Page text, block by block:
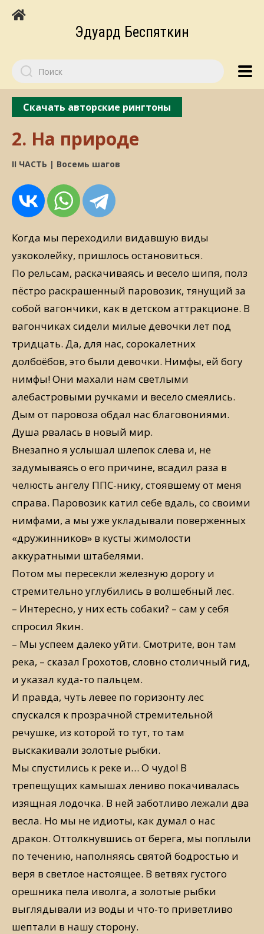
Эдуард Беспяткин
Скачать авторские рингтоны
2. На природе
II ЧАСТЬ | Восемь шагов
Когда мы переходили видавшую виды
узкоколейку, пришлось остановиться.
По рельсам, раскачиваясь и весело шипя, полз
пёстро раскрашенный паровозик, тянущий за
собой вагончики, как в детском аттракционе. В
вагончиках сидели милые девочки лет под
тридцать. Да, для нас, сорокалетних
долбоёбов, это были девочки. Нимфы, ей богу
нимфы! Они махали нам светлыми
алебастровыми ручками и весело смеялись.
Дым от паровоза обдал нас благовониями.
Душа рвалась в новый мир.
Внезапно я услышал шлепок слева и, не
задумываясь о его причине, всадил раза в
челюсть ангелу ППС-нику, стоявшему от меня
справа. Паровозик катил себе вдаль, со своими
нимфами, а мы уже укладывали поверженных
«дружинников» в кусты жимолости
аккуратными штабелями.
Потом мы пересекли железную дорогу и
стремительно углубились в волшебный лес.
– Интересно, у них есть собаки? – сам у себя
спросил Якин.
– Мы успеем далеко уйти. Смотрите, вон там
река, – сказал Грохотов, словно столичный гид,
и указал куда-то пальцем.
И правда, чуть левее по горизонту лес
спускался к прозрачной стремительной
речушке, из которой то тут, то там
выскакивали золотые рыбки.
Мы спустились к реке и… О чудо! В
трепещущих камышах лениво покачивалась
изящная лодочка. В ней заботливо лежали два
весла. Но мы не идиоты, как думал о нас
дракон. Оттолкнувшись от берега, мы поплыли
по течению, наполняясь святой бодростью и
веря в светлое настоящее. В ветвях густого
орешника пела иволга, а золотые рыбки
выглядывали из воды и что-то приветливо
шептали в нашу сторону.